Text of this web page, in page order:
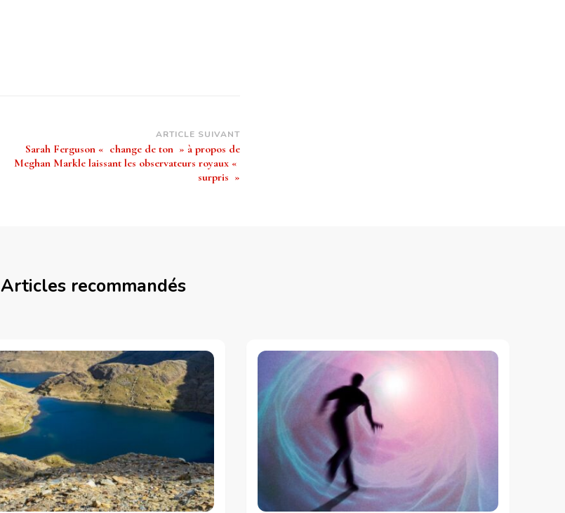
ARTICLE SUIVANT
Sarah Ferguson « change de ton » à propos de
Meghan Markle laissant les observateurs royaux «
surpris »
Articles recommandés